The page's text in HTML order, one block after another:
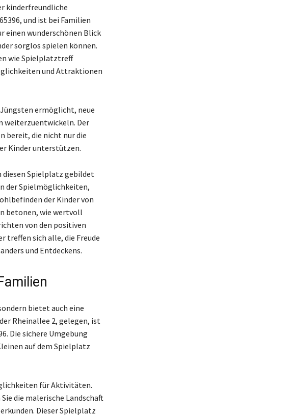
kinderfreundliche
und ist bei Familien
einen wunderschönen Blick
sorglos spielen können.
wie Spielplatztreff
und Attraktionen
ermöglicht, neue
weiterzuentwickeln. Der
bereit, die nicht nur die
Kinder unterstützen.
diesen Spielplatz gebildet
der Spielmöglichkeiten,
der Kinder von
betonen, wie wertvoll
von den positiven
treffen sich alle, die Freude
und Entdeckens.
bietet auch eine
Rheinallee 2, gelegen, ist
Die sichere Umgebung
auf dem Spielplatz
für Aktivitäten.
die malerische Landschaft
Dieser Spielplatz